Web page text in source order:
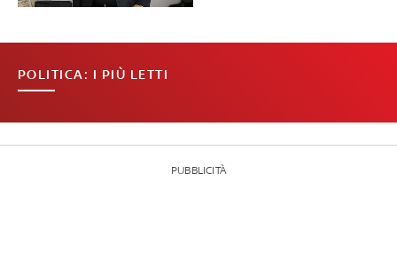
POLITICA: I PIÙ LETTI
PUBBLICITÀ